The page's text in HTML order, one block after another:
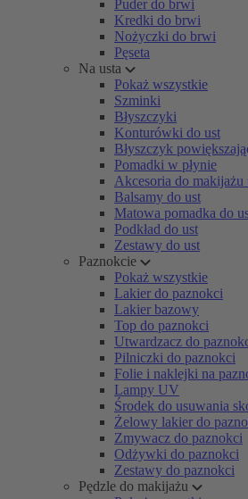
Puder do brwi
Kredki do brwi
Nożyczki do brwi
Pęseta
Na usta
Pokaż wszystkie
Szminki
Błyszczyki
Konturówki do ust
Błyszczyk
Pomadki w płynie
Akcesoria do makijażu
Balsamy do ust
Matowa pomadka do
Podkład do ust
Zestawy do ust
Paznokcie
Pokaż wszystkie
Lakier do paznokci
Lakier bazowy
Top do paznokci
Utwardzacz do
Pilniczki do paznokci
Folie i naklejki na
Lampy UV
Środek do usuwania
Żelowy lakier do
Zmywacz do paznokci
Odżywki do paznokci
Zestawy do paznokci
Pędzle do makijażu